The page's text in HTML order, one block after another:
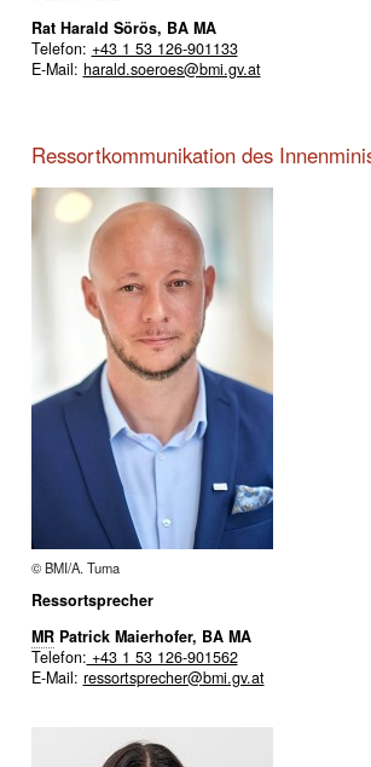
Rat Harald Sörös, BA MA
Telefon: +43 1 53 126-901133
E-Mail: harald.soeroes@bmi.gv.at
Ressortkommunikation des
© BMI/A. Tuma
Ressortsprecher
MRPatrick Maierhofer, BA MA
Telefon: +43 1 53 126-901562
E-Mail: ressortsprecher@bmi.gv.at